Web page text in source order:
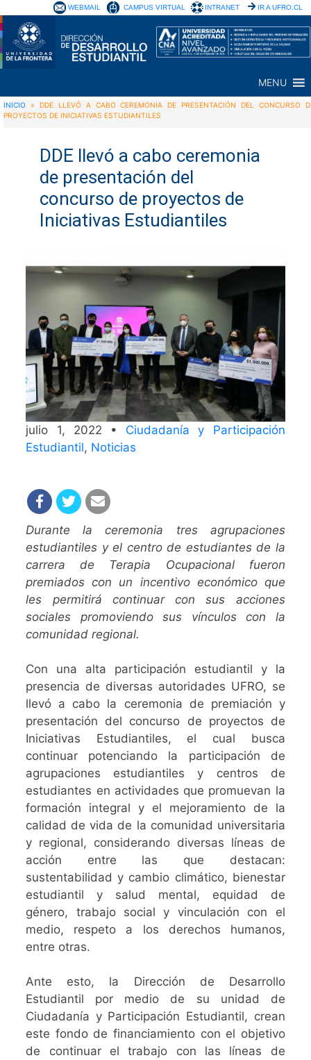
WEBMAIL CAMPUS VIRTUAL INTRANET IR A UFRO.CL
MENU
INICIO » DDE LLEVÓ A CABO CEREMONIA DE PRESENTACIÓN DEL CONCURSO
PROYECTOS DE INICIATIVAS ESTUDIANTILES
DDE llevó a cabo ceremonia
de presentación del
concurso de proyectos de
Iniciativas Estudiantiles
julio 1, 2022 • Ciudadanía y Participación
Estudiantil, Noticias
Durante la ceremonia tres agrupaciones
estudiantiles y el centro de estudiantes de la
carrera de Terapia Ocupacional fueron
premiados con un incentivo económico que
les permitirá continuar con sus acciones
sociales promoviendo sus vínculos con la
comunidad regional.
Con una alta participación estudiantil y la
presencia de diversas autoridades UFRO, se
llevó a cabo la ceremonia de premiación y
presentación del concurso de proyectos de
Iniciativas Estudiantiles, el cual busca
continuar potenciando la participación de
agrupaciones estudiantiles y centros de
estudiantes en actividades que promuevan la
formación integral y el mejoramiento de la
calidad de vida de la comunidad universitaria
y regional, considerando diversas líneas de
acción entre las que destacan:
sustentabilidad y cambio climático, bienestar
estudiantil y salud mental, equidad de
género, trabajo social y vinculación con el
medio, respeto a los derechos humanos,
entre otras.
Ante esto, la Dirección de Desarrollo
Estudiantil por medio de su unidad de
Ciudadanía y Participación Estudiantil, crean
este fondo de financiamiento con el objetivo
de continuar el trabajo con las líneas de